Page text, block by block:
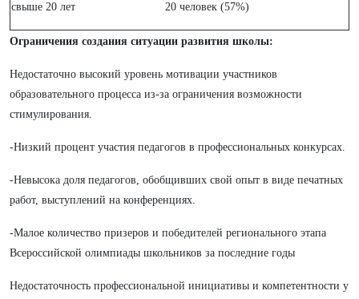
свыше 20 лет 20 человек (57%)
Ограничения создания ситуации развития школы:
Недостаточно высокий уровень мотивации участников
образовательного процесса из-за ограничения возможности
стимулирования.
-Низкий процент участия педагогов в профессиональных конкурсах.
-Невысока доля педагогов, обобщивших свой опыт в виде печатных
работ, выступлений на конференциях.
-Малое количество призеров и победителей регионального этапа
Всероссийской олимпиады школьников за последние годы
Недостаточность профессиональной инициативы и компетентности у